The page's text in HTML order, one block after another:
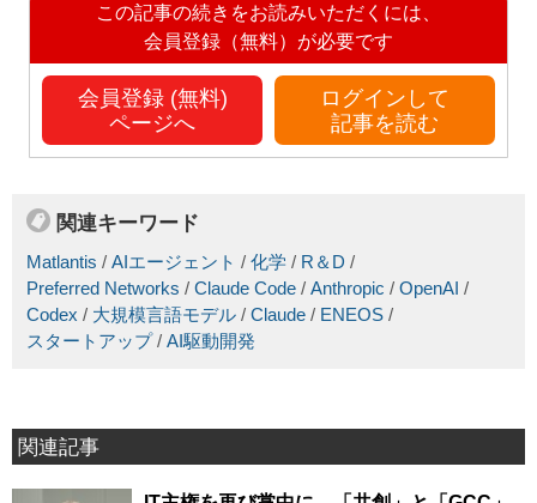
この記事の続きをお読みいただくには、
会員登録（無料）が必要です
会員登録 (無料)
ページへ
ログインして
記事を読む
関連キーワード
Matlantis / AIエージェント / 化学 / R＆D /
Preferred Networks / Claude Code / Anthropic / OpenAI /
Codex / 大規模言語モデル / Claude / ENEOS /
スタートアップ/ AI駆動開発
関連記事